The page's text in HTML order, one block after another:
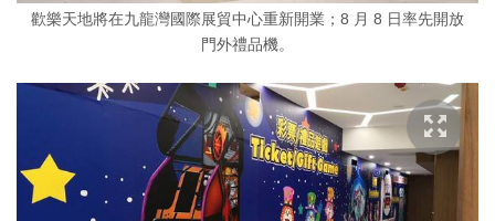
歡樂天地將在九龍灣國際展貿中心重新開業；8 月 8 日率先開放
門外禮品機。